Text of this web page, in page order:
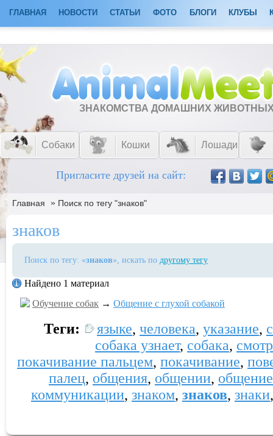
ГЛАВНАЯ НОВОСТИ СТАТЬИ ФОТО БЛОГИ КЛУБЫ
ЗНАКОМСТВА ДОМАШНИХ
Собаки Кошки Лошади
Пригласите друзей на сайт:
Главная » Поиск по тегу "знаков"
знаков
Поиск по тегу: «знаков», искать по другому тегу
Найдено 1 материал
Обучение собак → Общение с глухой собакой
Теги: языке, человека, указание,
собака узнает, собака,
покачивание пальцем, покачивание,
палец, общения, общении,
коммуникации, знаком, знаков, знаки